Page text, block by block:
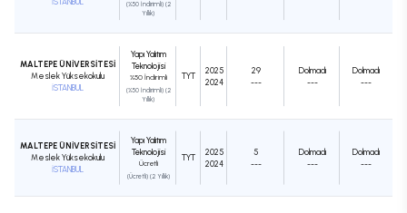
(%50 İndirimli) (2
Yıllık)
MALTEPE ÜNİVERSİTESİ
Meslek Yüksekokulu
İSTANBUL
Yapı Yalıtım
Teknolojisi
%50 İndirimli
(%50 İndirimli) (2
Yıllık)
TYT
2025
2024
29
---
Dolmadı
---
Dolmadı
---
MALTEPE ÜNİVERSİTESİ
Meslek Yüksekokulu
İSTANBUL
Yapı Yalıtım
Teknolojisi
Ücretli
(Ücretli) (2 Yıllık)
TYT
2025
2024
5
---
Dolmadı
---
Dolmadı
---